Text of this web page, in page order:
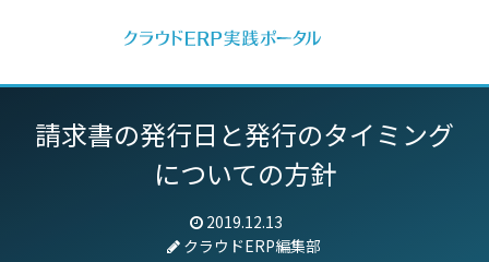
請求書の発行日と発行のタイミング
についての方針
2019.12.13
クラウドERP編集部